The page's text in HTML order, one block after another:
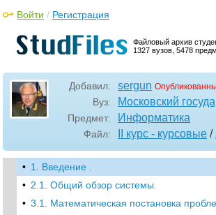
Файловый архив
1327 вузов, 5478
Войти / Регистрация
Добавил: sergun
Вуз: Московский
Предмет: Информатика
Файл: II курс - курсовые /
• 1. Введение .
• 2.1. Общий обзор системы.
• 3.1. Математическая постановка